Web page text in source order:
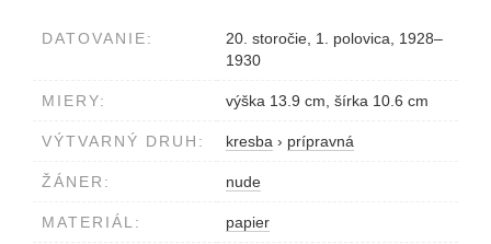
DATOVANIE:
20. storočie, 1. polovica, 1928–
1930
MIERY: výška 13.9 cm, šírka 10.6 cm
VÝTVARNÝ DRUH: kresba › prípravná
ŽÁNER: nude
MATERIÁL: papier